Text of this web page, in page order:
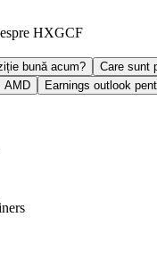
HXGCF
bună acum?
Care sunt
AMD
Earnings outlook